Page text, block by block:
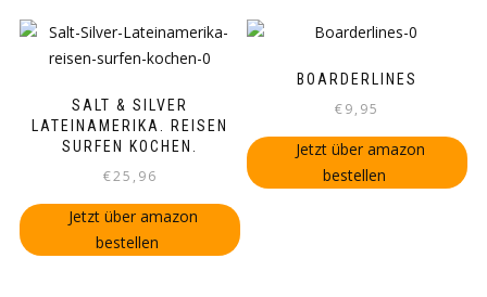
SALT & SILVER
LATEINAMERIKA. REISEN
SURFEN KOCHEN.
€25,96
Jetzt über amazon
bestellen
BOARDERLINES
€9,95
Jetzt über amazon
bestellen